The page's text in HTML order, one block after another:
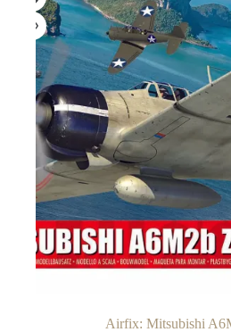
Airfix: Mitsubishi